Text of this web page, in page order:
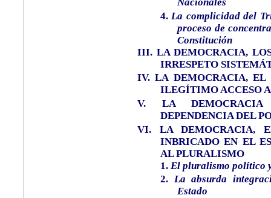
4. La complicidad del
proceso de
Constitución
III. LA DEMOCRACIA,
IRRESPETO
IV. LA DEMOCRACIA, EL
ILEGÍTIMO ACCESO
V.
LA
DEPENDENCIA DEL
VI.
LA DEMOCRACIA,
INBRICADO EN EL
AL PLURALISMO
1. El pluralismo político
2. La absurda
Estado